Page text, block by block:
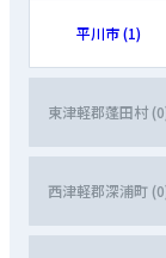
平川市 (1)
東津軽郡蓬田村
西津軽郡深浦町